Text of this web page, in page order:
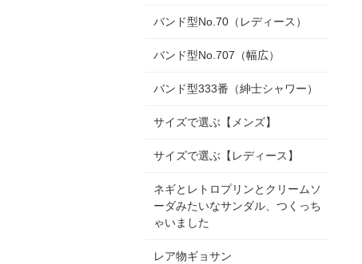
バンド型No.70（レディース）
バンド型No.707（幅広）
バンド型333番（紳士シャワー）
サイズで選ぶ【メンズ】
サイズで選ぶ【レディース】
ネギとレトロプリンとクリームソ
ーダみたいなサンダル、つくっち
ゃいました
レア物ギョサン